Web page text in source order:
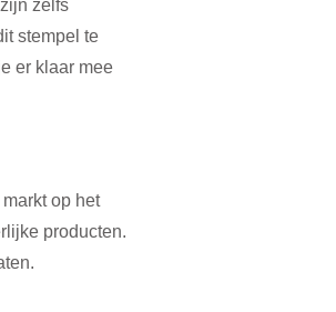
zelfs
stempel te
er klaar mee
op het
producten.